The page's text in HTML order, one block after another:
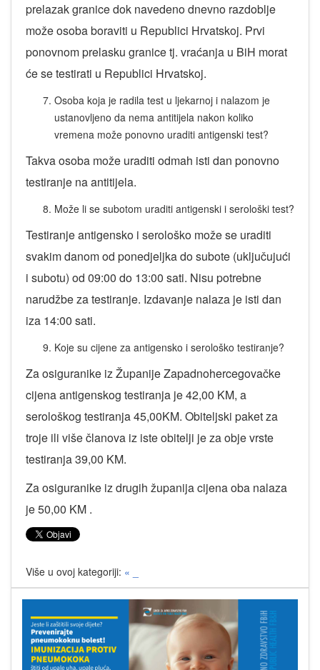
prelazak granice dok navedeno dnevno razdoblje
može osoba boraviti u Republici Hrvatskoj. Prvi
ponovnom prelasku granice tj. vraćanja u BiH morat
će se testirati u Republici Hrvatskoj.
Osoba koja je radila test u ljekarnoj i nalazom je
ustanovljeno da nema antitijela nakon koliko
vremena može ponovno uraditi antigenski test?
Takva osoba može uraditi odmah isti dan ponovno
testiranje na antitijela.
Može li se subotom uraditi antigenski i serološki test?
Testiranje antigensko i serološko može se uraditi
svakim danom od ponedjeljka do subote (uključujući
i subotu) od 09:00 do 13:00 sati. Nisu potrebne
narudžbe za testiranje. Izdavanje nalaza je isti dan
iza 14:00 sati.
Koje su cijene za antigensko i serološko testiranje?
Za osiguranike iz Županije Zapadnohercegovačke
cijena antigenskog testiranja je 42,00 KM, a
serološkog testiranja 45,00KM. Obiteljski paket za
troje ili više članova iz iste obitelji je za obje vrste
testiranja 39,00 KM.
Za osiguranike iz drugih županija cijena oba nalaza
je 50,00 KM .
Više u ovoj kategoriji: « _